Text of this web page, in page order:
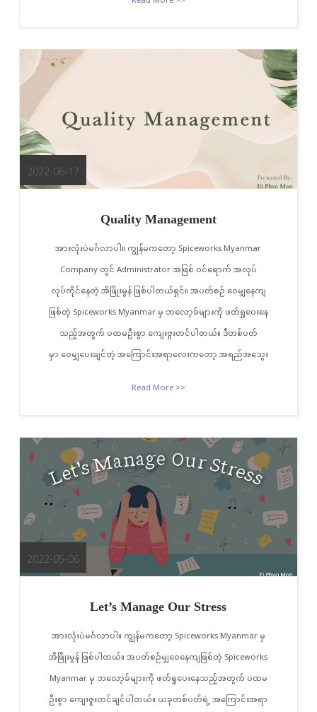
2022-06-17
Quality Management
အားလုံးပဲမင်္ဂလာပါ။ ကျွန်မကတော့ Spiceworks Myanmar
Company တွင် Administrator အဖြစ် ဝင်ရောက် အလုပ်
လုပ်ကိုင်နေတဲ့ အိဖြိုးမွန် ဖြစ်ပါတယ်ရှင်။ အပတ်စဉ် ဝေမျှနေကျ
ဖြစ်တဲ့ Spiceworks Myanmar မှ ဘလော့ခ်များကို ဖတ်ရှုပေးနေ
သည့်အတွက် ပထမဦးစွာ ကျေးဇူးတင်ပါတယ်။ ဒီတစ်ပတ်
မှာ ဝေမျှပေးချင်တဲ့ အကြောင်းအရာလေးကတော့ အရည်အသွေး
Read More >>
2022-05-06
Let’s Manage Our Stress
အားလုံးပဲမင်္ဂလာပါ။ ကျွန်မကတော့ Spiceworks Myanmar မှ
အိဖြိုးမွန် ဖြစ်ပါတယ်။ အပတ်စဉ်မျှဝေနေကျဖြစ်တဲ့ Spiceworks
Myanmar မှ ဘလော့ခ်များကို ဖတ်ရှုပေးနေသည့်အတွက် ပထမ
ဦးစွာ ကျေးဇူးတင်ချင်ပါတယ်။ ယခုတစ်ပတ်ရဲ့ အကြောင်းအရာ